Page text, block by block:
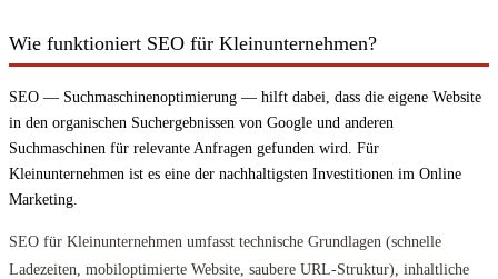
Wie funktioniert SEO für Kleinunternehmen?
SEO — Suchmaschinenoptimierung — hilft dabei, dass die eigene Website
in den organischen Suchergebnissen von Google und anderen
Suchmaschinen für relevante Anfragen gefunden wird. Für
Kleinunternehmen ist es eine der nachhaltigsten Investitionen im Online
Marketing.
SEO für Kleinunternehmen umfasst technische Grundlagen (schnelle
Ladezeiten, mobiloptimierte Website, saubere URL-Struktur), inhaltliche